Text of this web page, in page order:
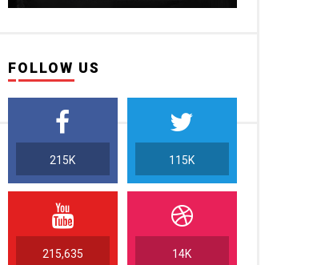
FOLLOW US
215K 115K
215,635 14K